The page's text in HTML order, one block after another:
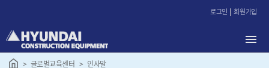
로
가
로그인 회원가입
글로벌교육센터 인사말